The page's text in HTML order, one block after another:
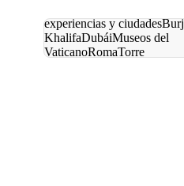
experiencias y ciudadesBurj
KhalifaDubáiMuseos del
VaticanoRomaTorre